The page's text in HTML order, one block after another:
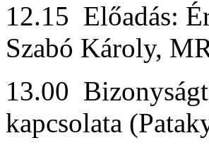
12.15 Előadás:
Szabó Károly,
13.00
kapcsolata